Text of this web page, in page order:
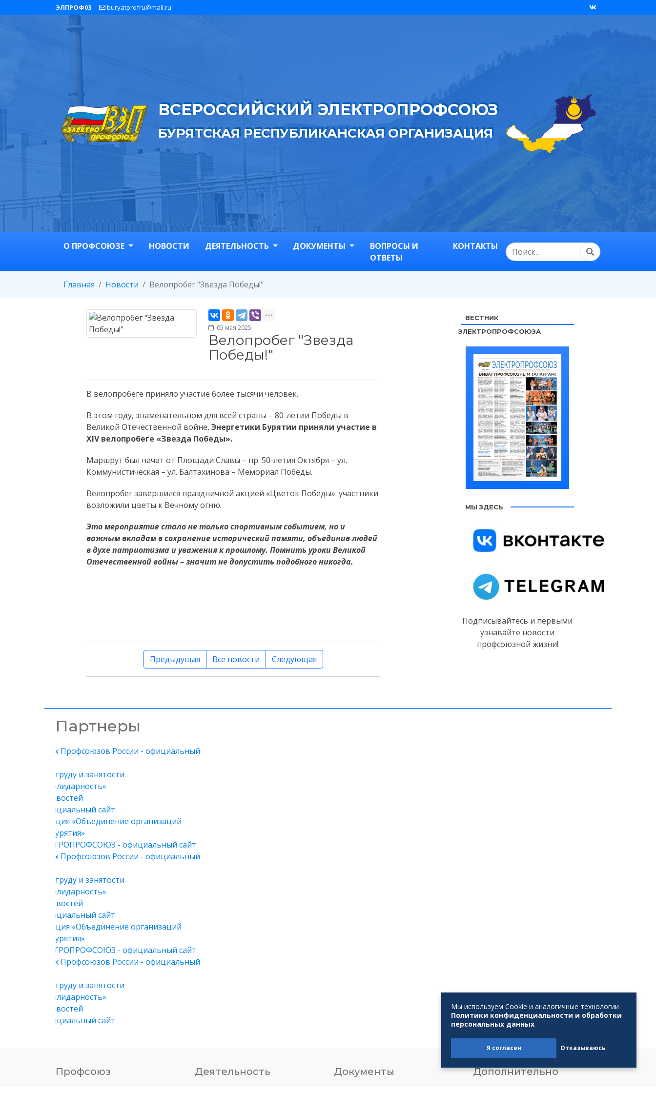
ЭЛПРОФ03 buryatprofru@mail.ru
ВСЕРОССИЙСКИЙ ЭЛЕКТРОПРОФСОЮЗ
БУРЯТСКАЯ РЕСПУБЛИКАНСКАЯ ОРГАНИЗАЦИЯ
О ПРОФСОЮЗЕ НОВОСТИ ДЕЯТЕЛЬНОСТЬ ДОКУМЕНТЫ
ВОПРОСЫ И
ОТВЕТЫ
КОНТАКТЫ
Главная Новости Велопробег "Звезда Победы!"
05 мая 2025
Велопробег "Звезда
Победы!"
В велопробеге приняло участие более тысячи человек.
В этом году, знаменательном для всей страны – 80-летии Победы в
Великой Отечественной войне, Энергетики Бурятии приняли участие в
XIV велопробеге «Звезда Победы».
Маршрут был начат от Площади Славы – пр. 50-летия Октября – ул.
Коммунистическая – ул. Балтахинова – Мемориал Победы.
Велопробег завершился праздничной акцией «Цветок Победы»: участники
возложили цветы к Вечному огню.
Это мероприятие стало не только спортивным событием, но и
важным вкладам в сохранение исторический памяти, объединив людей
в духе патриотизма и уважения к прошлому. Помнить уроки Великой
Отечественной войны – значит не допустить подобного никогда.
Предыдущая Все новости Следующая
ВЕСТНИК
ЭЛЕКТРОПРОФСОЮЗА
МЫ ЗДЕСЬ
Подписывайтесь и первыми
узнавайте новости
профсоюзной жизни!
Партнеры
Профсоюз Деятельность Документы Дополнительно
Мы используем Cookie и аналогичные технологии
Политики конфиденциальности и обработки
персональных данных
Я согласен Отказываюсь